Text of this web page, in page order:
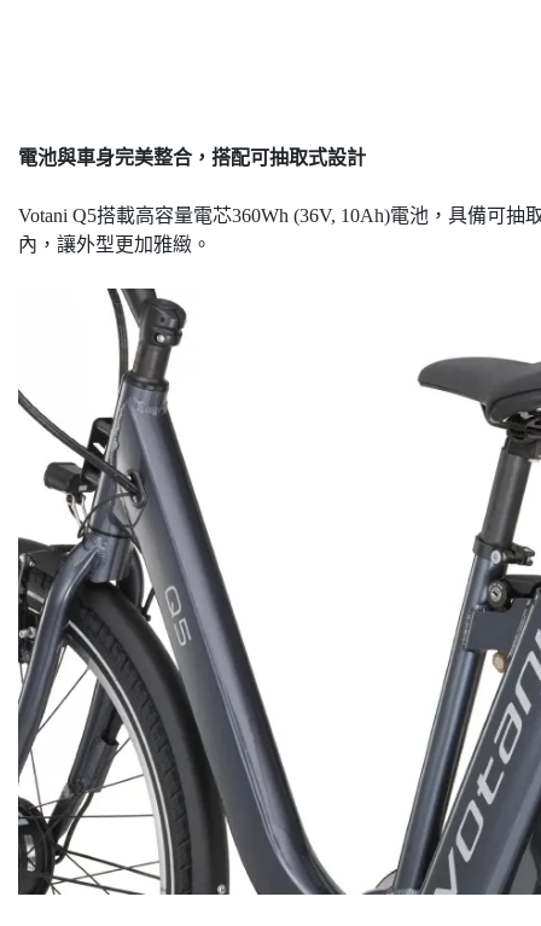
電池與車身完美整合，搭配可抽取式設計
Votani Q5搭載高容量電芯360Wh (36V, 10Ah)電池，具備可
內，讓外型更加雅緻。